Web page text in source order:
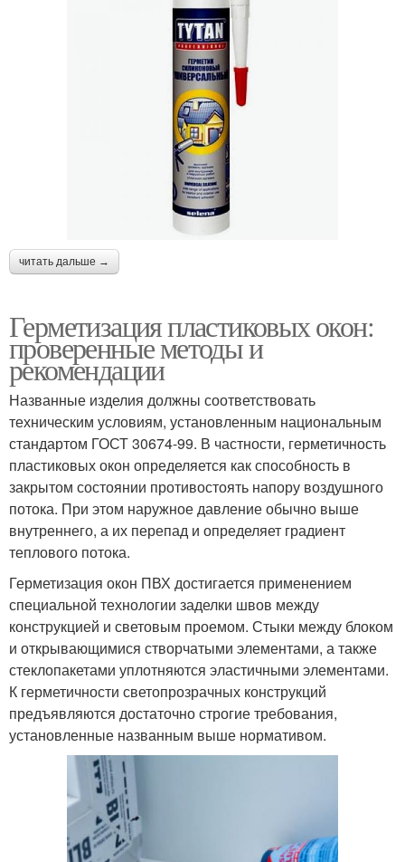
читать дальше →
Герметизация пластиковых окон:
проверенные методы и
рекомендации
Названные изделия должны соответствовать
техническим условиям, установленным национальным
стандартом ГОСТ 30674-99. В частности, герметичность
пластиковых окон определяется как способность в
закрытом состоянии противостоять напору воздушного
потока. При этом наружное давление обычно выше
внутреннего, а их перепад и определяет градиент
теплового потока.
Герметизация окон ПВХ достигается применением
специальной технологии заделки швов между
конструкцией и световым проемом. Стыки между блоком
и открывающимися створчатыми элементами, а также
стеклопакетами уплотняются эластичными элементами.
К герметичности светопрозрачных конструкций
предъявляются достаточно строгие требования,
установленные названным выше нормативом.